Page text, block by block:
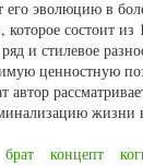
его эволюцию в
состоит
и стилевое
ценностную
брат концепт